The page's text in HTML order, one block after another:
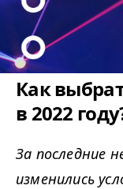
Как
в 2022
За последние
изменились